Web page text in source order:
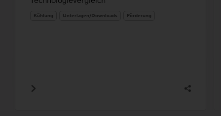
Kühlung Unterlagen/Downloads Förderung